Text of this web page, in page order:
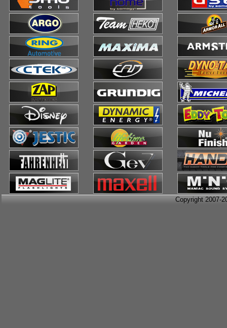
Copyright 2007-